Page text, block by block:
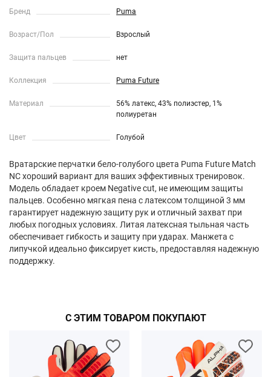
Бренд Puma
Возраст/Пол Взрослый
Защита пальцев нет
Коллекция Puma Future
Материал
56% латекс, 43% полиэстер, 1%
полиуретан
Цвет Голубой
Вратарские перчатки бело-голубого цвета Puma Future Match
NC хороший вариант для ваших эффективных тренировок.
Модель обладает кроем Negative cut, не имеющим защиты
пальцев. Особенно мягкая пена с латексом толщиной 3 мм
гарантирует надежную защиту рук и отличный захват при
любых погодных условиях. Литая латексная тыльная часть
обеспечивает гибкость и защиту при ударах. Манжета с
липучкой идеально фиксирует кисть, предоставляя надежную
поддержку.
С ЭТИМ ТОВАРОМ ПОКУПАЮТ